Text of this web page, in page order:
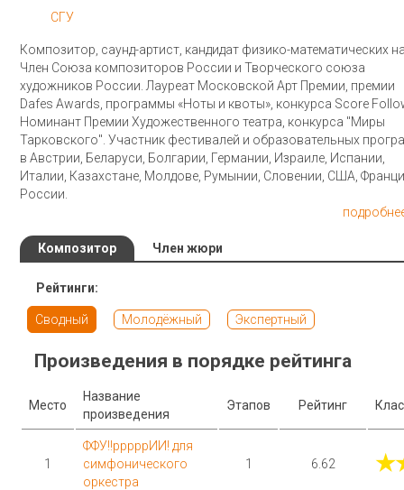
СГУ
Композитор, саунд-артист, кандидат физико-математических
Член Союза композиторов России и Творческого союза
художников России. Лауреат Московской Арт Премии, премии
Dafes Awards, программы «Ноты и квоты», конкурса Score
Номинант Премии Художественного театра, конкурса "Миры
Тарковского". Участник фестивалей и образовательных
в Австрии, Беларуси, Болгарии, Германии, Израиле, Испании,
Италии, Казахстане, Молдове, Румынии, Словении, США,
России.
Композитор Член жюри
Рейтинги:
Сводный Молодёжный Экспертный
Произведения в порядке рейтинга
Место
Название
произведения
Этапов Рейтинг
1
ФФУ!!рррррИИ! для
симфонического
оркестра
1 6.62